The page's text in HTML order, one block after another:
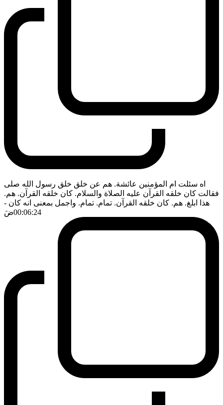
اه سئلت ام المؤمنين عائشة. هم عن خلق خلق رسول الله صلى
فقالت كان خلقه القرآن عليه الصلاة والسلام. كان خلقه القرآن. هم.
هذا ابلغ. هم. كان خلقه القرآن. تمام. تمام. واجمل بمعنى انه كان -
00:06:24ضَ